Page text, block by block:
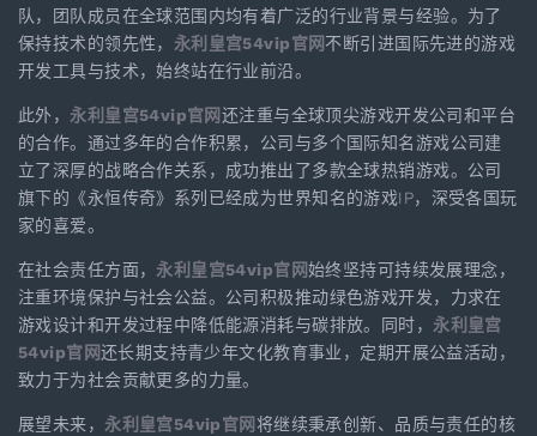
队，团队成员在全球范围内均有着广泛的行业背景与经验。为了
保持技术的领先性， 永利皇宫54vip官网不断引进国际先进的游戏
开发工具与技术，始终站在行业前沿。
此外， 永利皇宫54vip官网还注重与全球顶尖游戏开发公司和平台
的合作。通过多年的合作积累，公司与多个国际知名游戏公司建
立了深厚的战略合作关系，成功推出了多款全球热销游戏。公司
旗下的《永恒传奇》系列已经成为世界知名的游戏IP，深受各国玩
家的喜爱。
在社会责任方面， 永利皇宫54vip官网始终坚持可持续发展理念，
注重环境保护与社会公益。公司积极推动绿色游戏开发，力求在
游戏设计和开发过程中降低能源消耗与碳排放。同时， 永利皇宫
54vip官网还长期支持青少年文化教育事业，定期开展公益活动，
致力于为社会贡献更多的力量。
展望未来， 永利皇宫54vip官网 将继续秉承创新、品质与责任的核